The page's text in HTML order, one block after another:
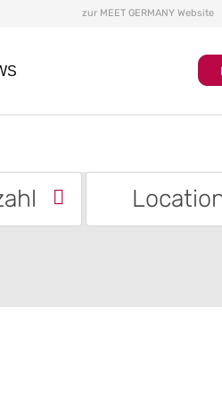
zur MEET GERMANY Website